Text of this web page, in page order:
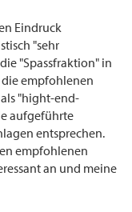
Eindruck
"sehr
"Spassfraktion" in
die empfohlenen
"hight-end-
aufgeführte
entsprechen.
empfohlenen
an und meine